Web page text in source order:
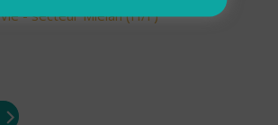
- secteur Miélan (H/F)